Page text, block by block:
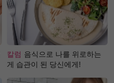
칼럼 음식으로 나를 위로하는
게 습관이 된 당신에게!